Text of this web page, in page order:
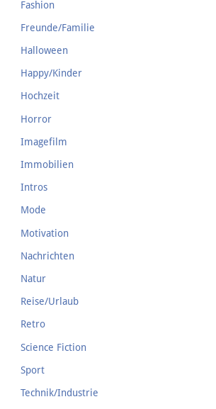
Fashion
Freunde/Familie
Halloween
Happy/Kinder
Hochzeit
Horror
Imagefilm
Immobilien
Intros
Mode
Motivation
Nachrichten
Natur
Reise/Urlaub
Retro
Science Fiction
Sport
Technik/Industrie